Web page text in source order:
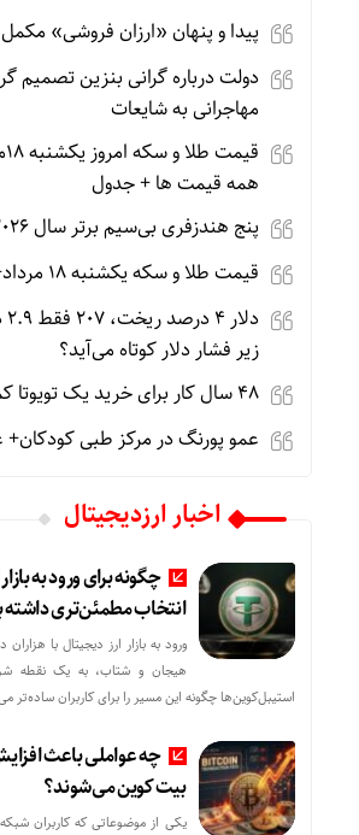
پیدا و پنهان «ارزان فروشی» مکمل
دولت درباره گرانی بنزین تصمیم
مهاجرانی به شایعات
همه قیمت ها + جدول
پنج هندزفری بی‌سیم برتر سال ۲۰۲۶
قیمت طلا و سکه یکشنبه 18 مرداد+ جدول
زیر فشار دلار کوتاه می‌آید؟
۴۸ سال کار برای خرید یک تویوتا کمری
عمو پورنگ در مرکز طبی
اخبار ارزدیجیتال
چگونه برای ورود به
انتخاب مطمئن‌تری داشته
ورود به بازار ارز دیجیتال با
هیجان و شتاب، به یک نقطه
استیبل‌کوین‌ها چگونه این مسیر را برای کاربران ساده‌تر
چه عواملی باعث
بیت کوین می‌شوند؟
یکی از موضوعاتی که کاربران